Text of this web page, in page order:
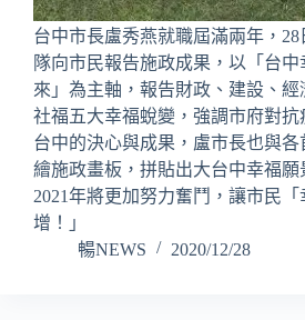
台中市長盧秀燕就職屆滿兩年，28
隊向市民報告施政成果，以「台中
來」為主軸，報告財政、建設、經
社福五大幸福蛻變，強調市府對抗
台中的決心與成果，盧市長也與各
繪施政畫板，拼貼出大台中幸福願
2021年將更加努力奮鬥，讓市民「
增！」
暢NEWS
2020/12/28